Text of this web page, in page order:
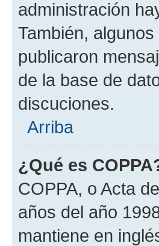
administración
También,
publicaron
de la base de
discuciones.
Arriba
¿Qué es
COPPA, o Acta
años del año
mantiene en